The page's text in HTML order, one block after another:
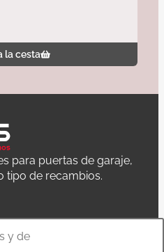
la cesta
para puertas de garaje,
tipo de recambios.
y de